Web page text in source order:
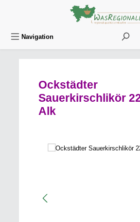
Zum Hauptinhalt springen
Navigation
Ockstädter
Sauerkirschlikör
Alk
Bildergalerie überspringen